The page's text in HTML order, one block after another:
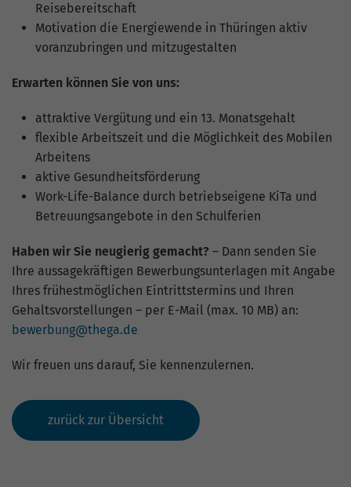
Reisebereitschaft
Motivation die Energiewende in Thüringen aktiv
voranzubringen und mitzugestalten
Erwarten können Sie von uns:
attraktive Vergütung und ein 13. Monatsgehalt
flexible Arbeitszeit und die Möglichkeit des Mobilen
Arbeitens
aktive Gesundheitsförderung
Work-Life-Balance durch betriebseigene KiTa und
Betreuungsangebote in den Schulferien
Haben wir Sie neugierig gemacht? – Dann senden Sie
Ihre aussagekräftigen Bewerbungsunterlagen mit Angabe
Ihres frühestmöglichen Eintrittstermins und Ihren
Gehaltsvorstellungen – per E-Mail (max. 10 MB) an:
bewerbung@thega.de
Wir freuen uns darauf, Sie kennenzulernen.
zurück zur Übersicht